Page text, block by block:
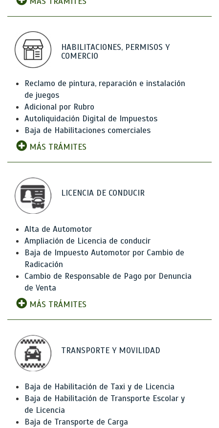
HABILITACIONES, PERMISOS Y
COMERCIO
Reclamo de pintura, reparación e instalación
de juegos
Adicional por Rubro
Autoliquidación Digital de Impuestos
Baja de Habilitaciones comerciales
MÁS TRÁMITES
LICENCIA DE CONDUCIR
Alta de Automotor
Ampliación de Licencia de conducir
Baja de Impuesto Automotor por Cambio de
Radicación
Cambio de Responsable de Pago por Denuncia
de Venta
MÁS TRÁMITES
TRANSPORTE Y MOVILIDAD
Baja de Habilitación de Taxi y de Licencia
Baja de Habilitación de Transporte Escolar y
de Licencia
Baja de Transporte de Carga